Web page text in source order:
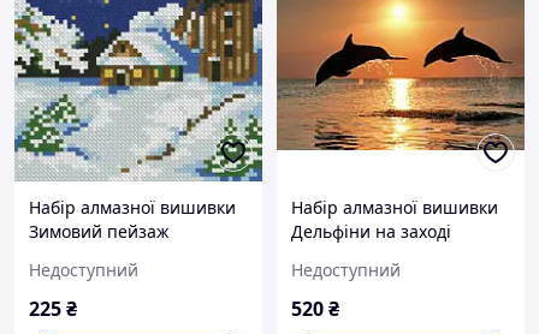
Набір алмазної вишивки
Зимовий пейзаж
Недоступний
225₴
Набір алмазної вишивки
Дельфіни на заході
Недоступний
520₴